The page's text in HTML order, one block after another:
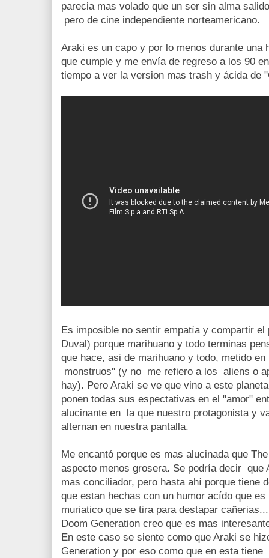
parecia mas volado que un ser sin alma
pero de cine independiente norteamericano.
Araki es un capo y por lo menos durante una
que cumple y me envía de regreso a los 90
tiempo a ver la version mas trash y ácida de
Es imposible no sentir empatía y compartir
Duval) porque marihuano y todo terminas
que hace, asi de marihuano y todo, metido
monstruos" (y no me refiero a los aliens o
hay). Pero Araki se ve que vino a este
ponen todas sus espectativas en el "amor"
alucinante en la que nuestro protagonista y
alternan en nuestra pantalla.
Me encantó porque es mas alucinada que
aspecto menos grosera. Se podría decir que
mas conciliador, pero hasta ahí porque tiene
que estan hechas con un humor acído que
muriatico que se tira para destapar
Doom Generation creo que es mas
En este caso se siente como que Araki se
Generation y por eso como que en esta